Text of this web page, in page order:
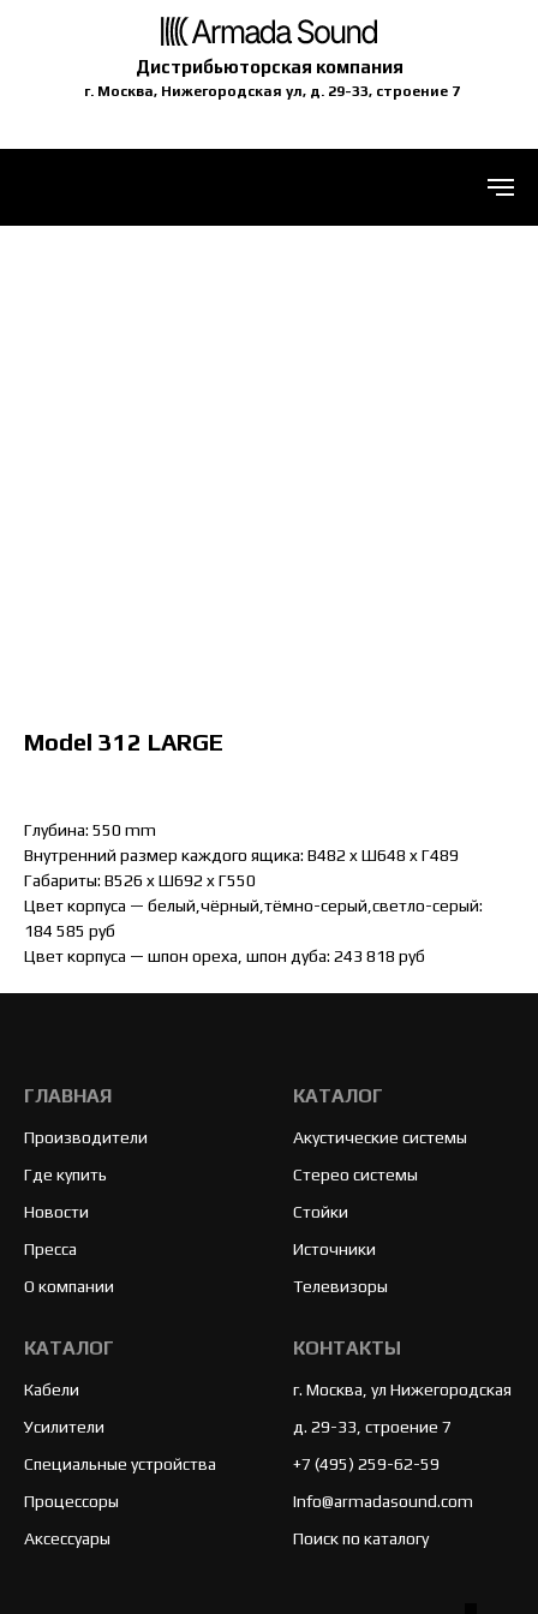
Дистрибьюторская компания
г. Москва, Нижегородская ул, д. 29-33, строение 7
Model 312 LARGE
Глубина: 550 mm
Внутренний размер каждого ящика: B482 x Ш648 x Г489
Габариты: B526 x Ш692 x Г550
Цвет корпуса — белый,чёрный,тёмно-серый,светло-серый:
184 585 руб
Цвет корпуса — шпон ореха, шпон дуба: 243 818 руб
ГЛАВНАЯ
Производители
Где купить
Новости
Пресса
О компании
КАТАЛОГ
Акустические системы
Стерео системы
Стойки
Источники
Телевизоры
КАТАЛОГ
Кабели
Усилители
Специальные устройства
Процессоры
Аксессуары
КОНТАКТЫ
г. Москва, ул Нижегородская
д. 29-33, строение 7
+7 (495) 259-62-59
Info@armadasound.com
Поиск по каталогу